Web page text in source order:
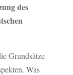
des
Grundsätze
Was